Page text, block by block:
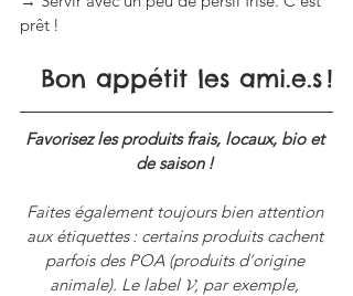
prêt !
Bon appétit les ami.e.s !
Favorisez les produits frais, locaux, bio et
de saison !
Faites également toujours bien attention
aux étiquettes : certains produits cachent
parfois des POA (produits d’origine
animale). Le label 𝓥, par exemple,